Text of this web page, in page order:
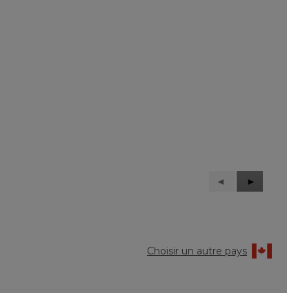
Précédent
Reviews
◄
Suivant
Reviews
►
Choisir un autre pays